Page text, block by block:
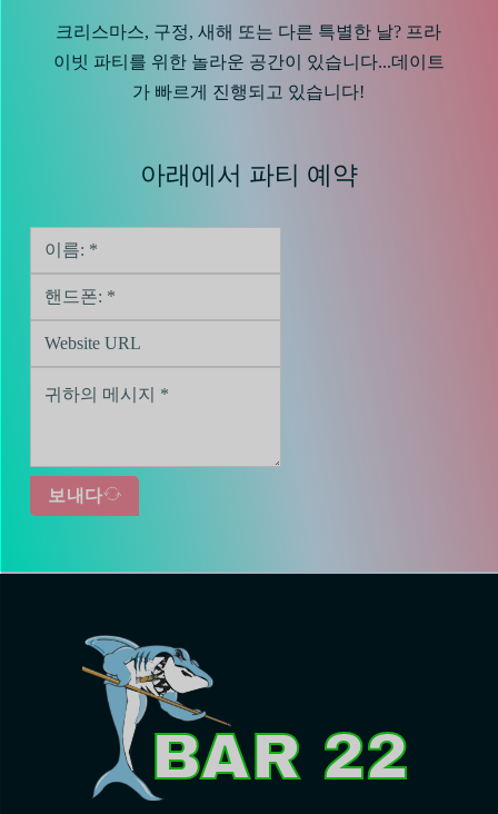
크리스마스, 구정, 새해 또는 다른 특별한 날? 프라
이빗 파티를 위한 놀라운 공간이 있습니다...데이트
가 빠르게 진행되고 있습니다!
아래에서 파티 예약
보내다